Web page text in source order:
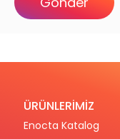
ÜRÜNLERİMİZ
Enocta Katalog